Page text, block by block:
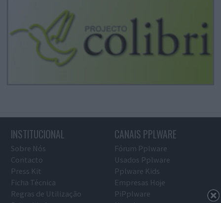
INSTITUCIONAL
Sobre Nós
Contacto
Press Kit
Ficha Técnica
Regras de Utilização
CANAIS PPLWARE
Fórum Pplware
Usados Pplware
Pplware Kids
Empresas Hoje
PiPplware